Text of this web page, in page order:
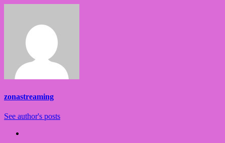
zonastreaming
See author's posts